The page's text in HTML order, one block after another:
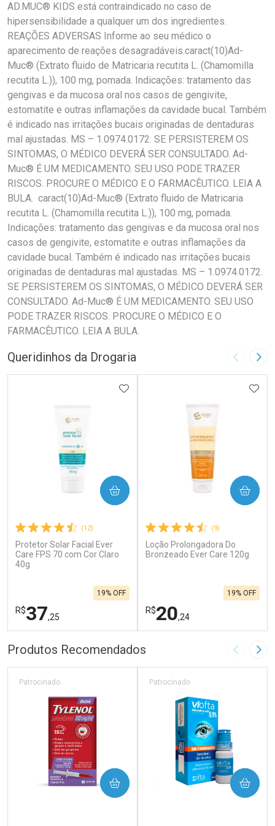
AD.MUC® KIDS está contraindicado no caso de
hipersensibilidade a qualquer um dos ingredientes.
REAÇÕES ADVERSAS Informe ao seu médico o
aparecimento de reações desagradáveis.caract(10)Ad-
Muc® (Extrato fluido de Matricaria recutita L. (Chamomilla
recutita L.)), 100 mg, pomada. Indicações: tratamento das
gengivas e da mucosa oral nos casos de gengivite,
estomatite e outras inflamações da cavidade bucal. Também
é indicado nas irritações bucais originadas de dentaduras
mal ajustadas. MS – 1.0974.0172. SE PERSISTEREM OS
SINTOMAS, O MÉDICO DEVERÁ SER CONSULTADO. Ad-
Muc® É UM MEDICAMENTO. SEU USO PODE TRAZER
RISCOS. PROCURE O MÉDICO E O FARMACÊUTICO. LEIA A
BULA. caract(10)Ad-Muc® (Extrato fluido de Matricaria
recutita L. (Chamomilla recutita L.)), 100 mg, pomada.
Indicações: tratamento das gengivas e da mucosa oral nos
casos de gengivite, estomatite e outras inflamações da
cavidade bucal. Também é indicado nas irritações bucais
originadas de dentaduras mal ajustadas. MS – 1.0974.0172.
SE PERSISTEREM OS SINTOMAS, O MÉDICO DEVERÁ SER
CONSULTADO. Ad-Muc® É UM MEDICAMENTO. SEU USO
PODE TRAZER RISCOS. PROCURE O MÉDICO E O
FARMACÊUTICO. LEIA A BULA.
Queridinhos da Drogaria Imagem
(12)
Protetor Solar Facial Ever
Care FPS 70 com Cor Claro
40g
R$37,25
19% OFF
ADICIONAR AOS FAVORITOS
COMPRAR
FECHAR
Laboratório
FECHAR
Por Menos
(9)
Loção Prolongadora Do
Bronzeado Ever Care 120g
R$20,24
19% OFF
COMPRAR
Laboratório
Por Menos
Produtos Recomendados Imagem
Patrocinado
COMPRAR
Patrocinado
COMPRAR